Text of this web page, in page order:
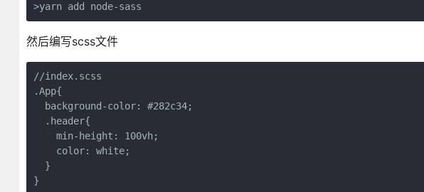
>yarn add node-sass
然后编写scss文件
//index.scss
.App{
  background-color: #282c34;
  .header{
    min-height: 100vh;
    color: white;
  }
}